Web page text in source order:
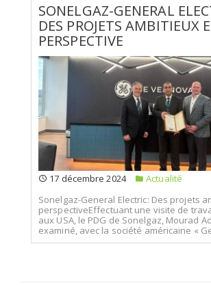
SONELGAZ-GENERAL
DES PROJETS AMBITIEUX
PERSPECTIVE
17 décembre 2024
Actualité
Sonelgaz-General Electric: Des projets
perspectiveEffectuant une visite de
aux USA, le PDG de Sonelgaz, Mourad
examiné, avec la société américaine «